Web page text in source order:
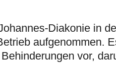
Diakonie in
aufgenommen.
vor,